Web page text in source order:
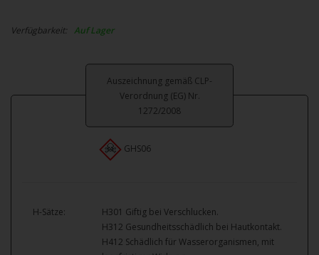
Verfügbarkeit: Auf Lager
Auszeichnung gemäß CLP-
Verordnung (EG) Nr.
1272/2008
GHS06
H-Sätze:
H301 Giftig bei Verschlucken.
H312 Gesundheitsschädlich bei Hautkontakt.
H412 Schädlich für Wasserorganismen, mit